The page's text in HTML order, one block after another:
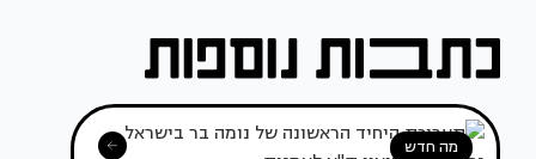
מה חדש